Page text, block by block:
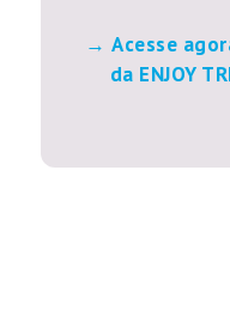
Acesse
da ENJOY